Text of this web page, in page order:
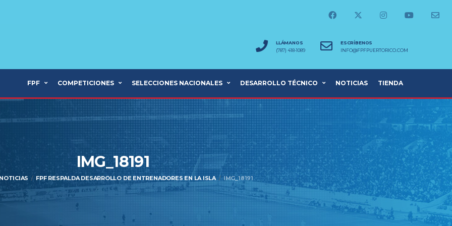
LLÁMANOS
(787) 418-1089
ESCRÍBENOS
INFO@FPFPUERTORICO.COM
FPF COMPETICIONES SELECCIONES NACIONALES DESARROLLO TÉCNICO NOTICIAS TIENDA
IMG_18191
FPF RESPALDA DESARROLLO DE ENTRENADORES EN LA ISLA IMG_18191